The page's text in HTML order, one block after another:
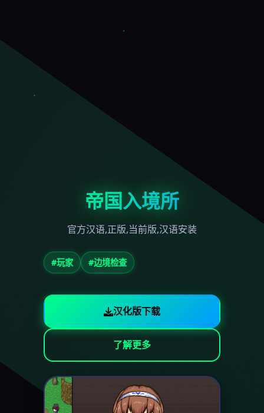
帝国入境所
官方汉语,正版,当前版,汉语安装
#玩家 #边境检查
汉化版下载
了解更多